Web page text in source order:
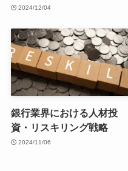
2024/12/04
銀行業界における人材投
資・リスキリング戦略
2024/11/06